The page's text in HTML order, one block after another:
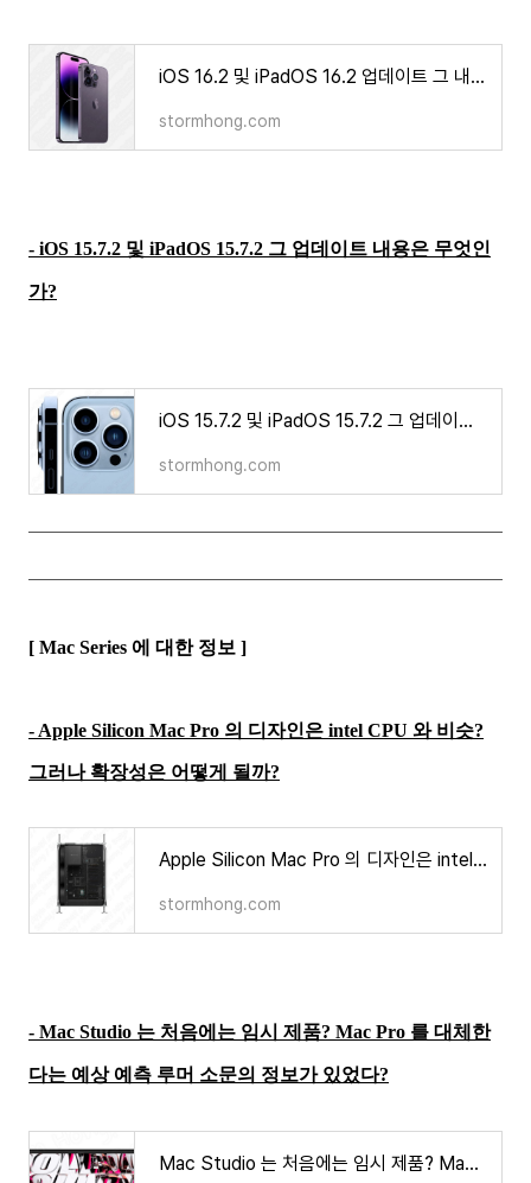
iOS 16.2 및 iPadOS 16.2 업데이트 그 내용은 무엇인가?
stormhong.com
- iOS 15.7.2 및 iPadOS 15.7.2 그 업데이트 내용은 무엇인
가?
iOS 15.7.2 및 iPadOS 15.7.2 그 업데이트 내용은 무엇인가?
stormhong.com
[ Mac Series 에 대한 정보 ]
- Apple Silicon Mac Pro 의 디자인은 intel CPU 와 비슷?
그러나 확장성은 어떻게 될까?
Apple Silicon Mac Pro 의 디자인은 intel CPU 와 비슷? 그러나 확장성은 어떻게 될까?
stormhong.com
- Mac Studio 는 처음에는 임시 제품? Mac Pro 를 대체한
다는 예상 예측 루머 소문의 정보가 있었다?
Mac Studio 는 처음에는 임시 제품? Mac Pro 를 대체한다는 예상 예측 루머 소문의 정보가 있었다?